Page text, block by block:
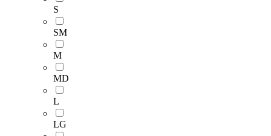
S
SM
M
MD
L
LG